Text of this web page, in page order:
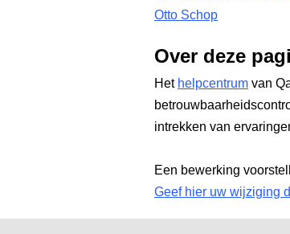
Otto Schop
Over deze
Het helpcentrum van
intrekken van
Een bewerking
Geef hier uw wijziging